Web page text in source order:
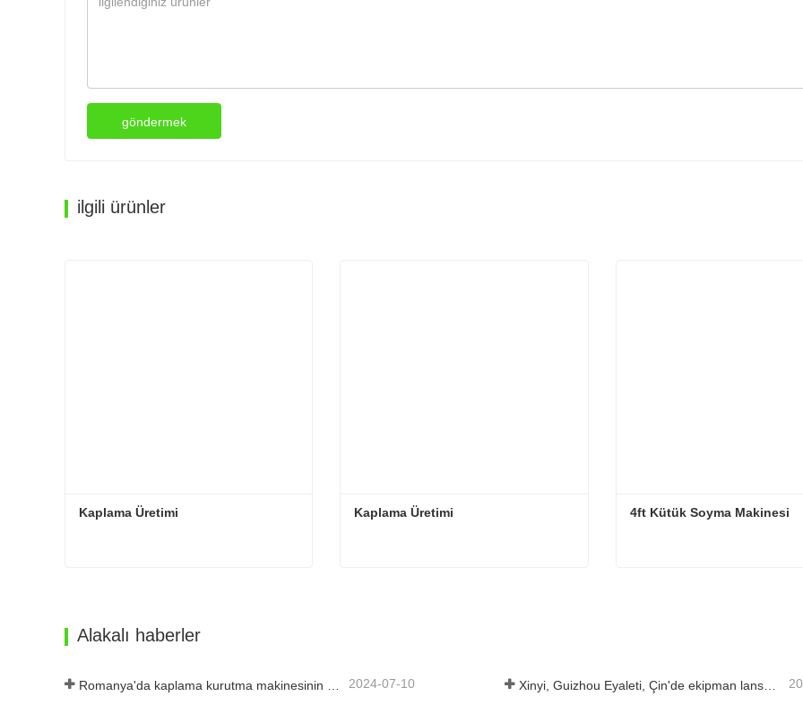
göndermek
ilgili ürünler
Kaplama Üretimi Kaplama Üretimi 4ft Kütük Soyma Makinesi
Alakalı haberler
2024-07-10 Xinyi, Guizhou Eyaleti, Çin'de ekipman lansmanı